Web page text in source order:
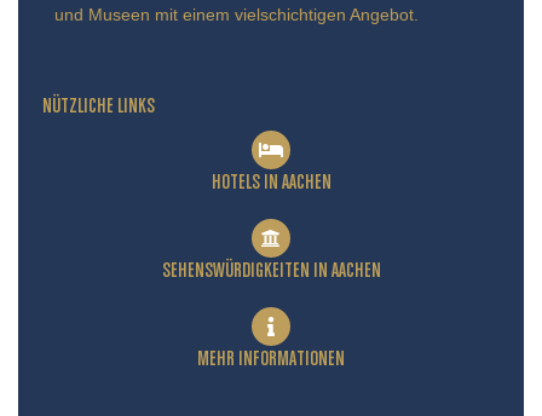
und Museen mit einem vielschichtigen Angebot.
NÜTZLICHE LINKS
HOTELS IN AACHEN
SEHENSWÜRDIGKEITEN IN AACHEN
MEHR INFORMATIONEN